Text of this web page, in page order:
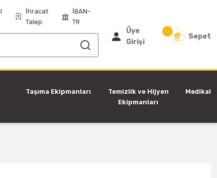
İhracat
Talep
İBAN-
TR
Üye
Girişi
Sepet
Taşıma Ekipmanları
Temizlik ve Hijyen
Ekipmanları
Medikal